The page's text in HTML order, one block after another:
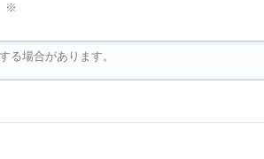
※
る場合があります。